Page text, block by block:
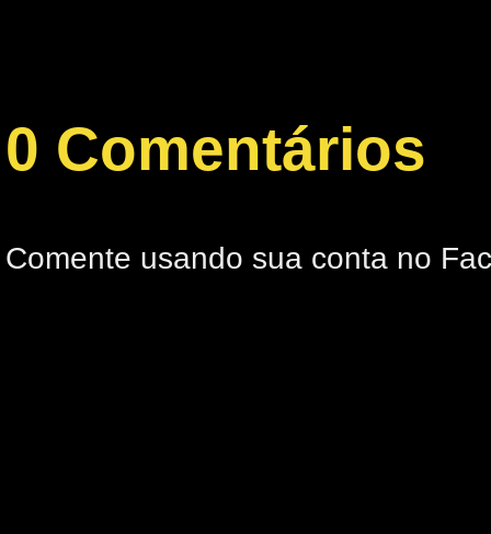
0 Comentários
Comente usando sua conta no